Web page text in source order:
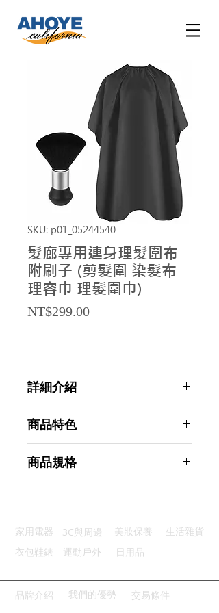
SKU: p01_05244540
髮廊專用連身理髮圍布
附刷子 (剪髮圍 染髮布
理容巾 理髮圍巾)
NT$299.00Price
詳細介紹
商品特色
靈活調節：可調式設計貼合脖子
商品規格
主要材質：聚酯纖維
商品尺寸：30*20*5cm
產地名稱：中國大陸
代理商：亞桓有限公司
家用電器 3C與周邊 美妝保養
生活雜貨
衣包鞋錶
運動戶外 日用品
品牌介紹 我們的優勢 交易條件